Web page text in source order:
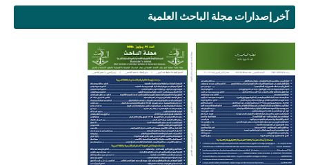
آخر إصدارات مجلة الباحث العلمية